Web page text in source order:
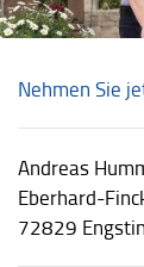
Nehmen Sie
Andreas
Eberhard-
72829